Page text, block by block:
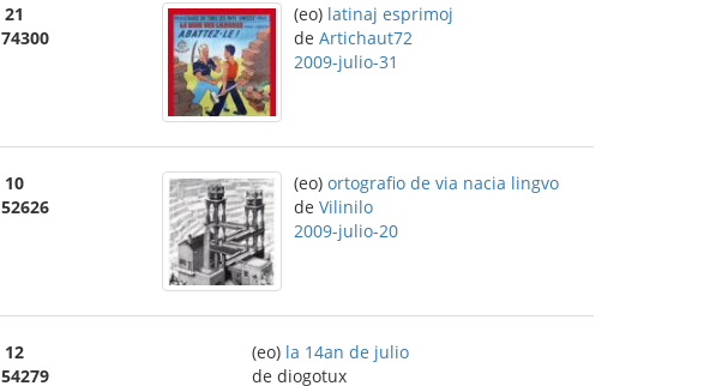
21
74300
(eo) latinaj esprimoj
de Artichaut72
2009-julio-31
10
52626
(eo) ortografio de via nacia lingvo
de Vilinilo
2009-julio-20
12
54279
(eo) la 14an de julio
de diogotux